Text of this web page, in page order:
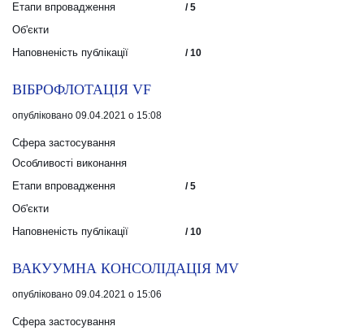
Етапи впровадження
/ 5
Об'єкти
Наповненість публікації
/ 10
ВІБРОФЛОТАЦІЯ VF
опубліковано 09.04.2021 о 15:08
Сфера застосування
Особливості виконання
Етапи впровадження
/ 5
Об'єкти
Наповненість публікації
/ 10
ВАКУУМНА КОНСОЛІДАЦІЯ MV
опубліковано 09.04.2021 о 15:06
Сфера застосування